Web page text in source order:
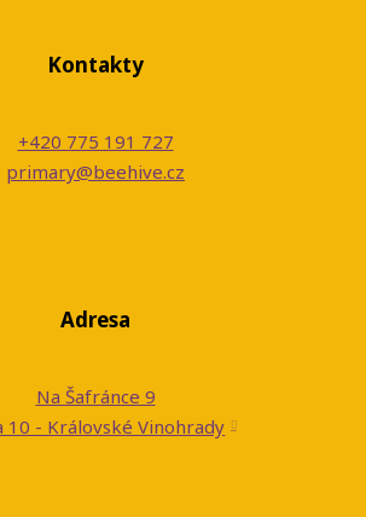
Kontakty
+420 775 191 727
primary@beehive.cz
Adresa
Na Šafránce 9
10 - Královské Vinohrady